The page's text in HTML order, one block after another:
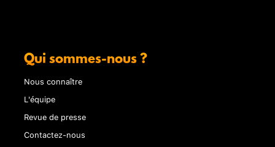
Qui sommes-nous ?
Nous connaître
L'équipe
Revue de presse
Contactez-nous